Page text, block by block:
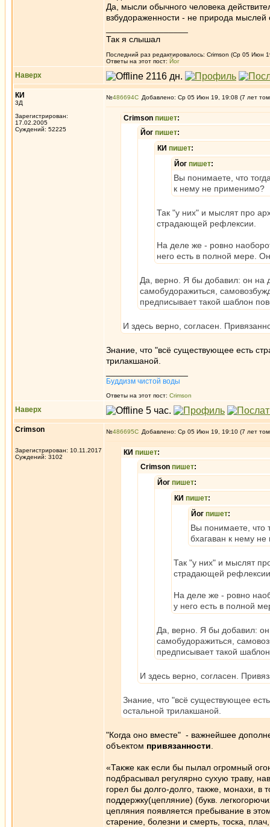
Да, мысли обычного человека
взбудораженности - не природа
Так я слышал
Последний раз редактировалось: Crimson (Ср 05 Июн
Ответы на этот пост: Йог
Наверх
КИ
3Д
Зарегистрирован:
17.02.2005
Суждений: 52225
№486694 Добавлено: Ср 05 Июн 19, 19:08 (7 лет
Crimson пишет:
Йог пишет:
КИ пишет:
Йог пишет:
Вы понимаете, что
к нему не применимо?
Так "у них" и мыслят про
страдающей рефлексии.
На деле же - ровно
него есть в полной мере.
Да, верно. Я бы добавил: он на
самобудоражиться,
предписывает такой шаблон
И здесь верно, согласен.
Знание, что "всё существующее есть
трилакшаной.
Буддизм чистой воды
Ответы на этот пост: Crimson
Наверх
Crimson
Зарегистрирован: 10.11.2017
Суждений: 3102
№486695 Добавлено: Ср 05 Июн 19, 19:10 (7 лет
КИ пишет:
Crimson пишет:
Йог пишет:
КИ пишет:
Йог пишет:
Вы понимаете, что
бхагаван к нему
Так "у них" и мыслят
страдающей
На деле же - ровно
у него есть в полной
Да, верно. Я бы добавил:
самобудоражиться,
предписывает такой
И здесь верно, согласен.
Знание, что "всё существующее
остальной трилакшаной.
"Когда оно вместе" - важнейшее
объектом привязанности
«Также как если бы пылал огромный
подбрасывал регулярно сухую траву,
горел бы долго-долго, также, монахи,
поддержку(цепляние) (букв.
цепляния появляется пребывание в
старение, болезни и смерть, тоска,